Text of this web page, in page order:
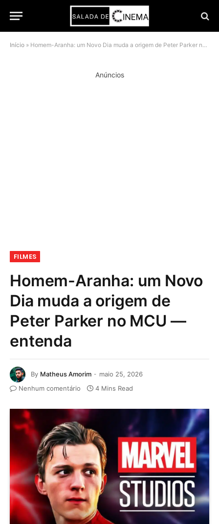
Início » Homem-Aranha: um Novo Dia muda a origem de Peter Parker no MCU — entenda
Anúncios
FILMES
Homem-Aranha: um Novo
Dia muda a origem de
Peter Parker no MCU —
entenda
By Matheus Amorim
maio 25, 2026
Nenhum comentário
4 Mins Read